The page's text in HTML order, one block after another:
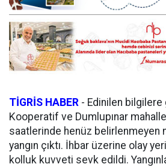
TİGRİS HABER - Edinilen bilgilere
Kooperatif ve Dumlupınar
saatlerinde henüz belirlenmeyen
yangın çıktı. İhbar üzerine olay
kolluk kuvveti sevk edildi.